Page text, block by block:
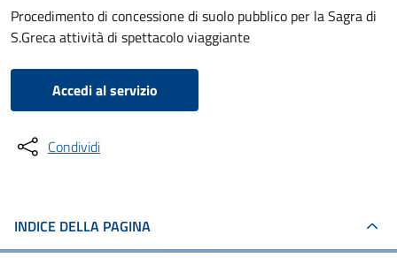
Procedimento di concessione di suolo pubblico per la Sagra di
S.Greca attività di spettacolo viaggiante
Accedi al servizio
Condividi
INDICE DELLA PAGINA